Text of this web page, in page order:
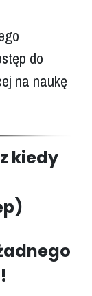
do
na naukę
kiedy